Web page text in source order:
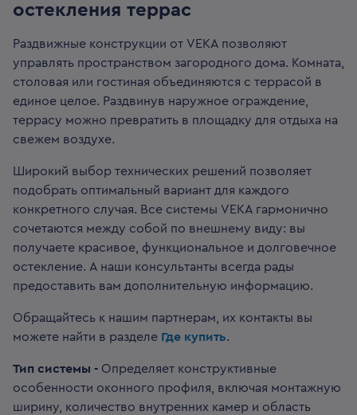
остекления террас
Раздвижные конструкции от VEKA позволяют
управлять пространством загородного дома. Комната,
столовая или гостиная объединяются с террасой в
единое целое. Раздвинув наружное ограждение,
террасу можно превратить в площадку для отдыха на
свежем воздухе.
Широкий выбор технических решений позволяет
подобрать оптимальный вариант для каждого
конкретного случая. Все системы VEKA гармонично
сочетаются между собой по внешнему виду: вы
получаете красивое, функциональное и долговечное
остекление. А наши консультанты всегда рады
предоставить вам дополнительную информацию.
Обращайтесь к нашим партнерам, их контакты вы
можете найти в разделе Где купить.
Тип системы - Определяет конструктивные
особенности оконного профиля, включая монтажную
ширину, количество внутренних камер и область